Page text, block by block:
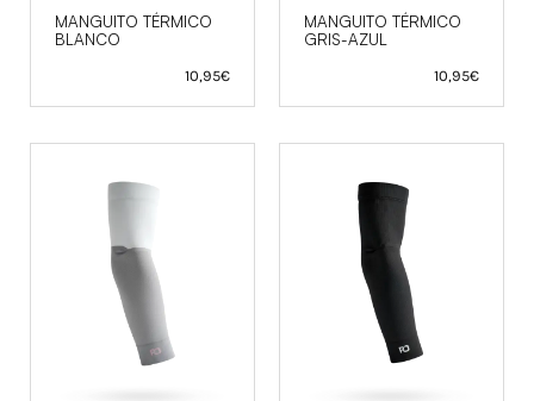
MANGUITO TÉRMICO
BLANCO
10,95€
MANGUITO TÉRMICO
GRIS-AZUL
10,95€